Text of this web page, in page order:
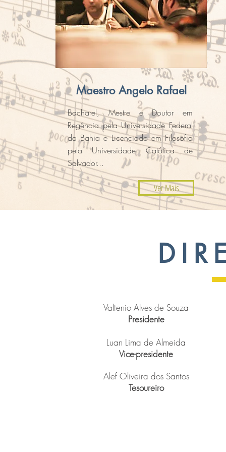
Maestro Angelo Rafael
Bacharel, Mestre e Doutor em
Regência pela Universidade Federal
da Bahia e Licenciado em Filosofia
pela Universidade Católica de
Salvador...
Ver Mais
Valtenio Alves de Souza
Presidente
Luan Lima de Almeida
Vice-presidente
Alef Oliveira dos Santos
Tesoureiro